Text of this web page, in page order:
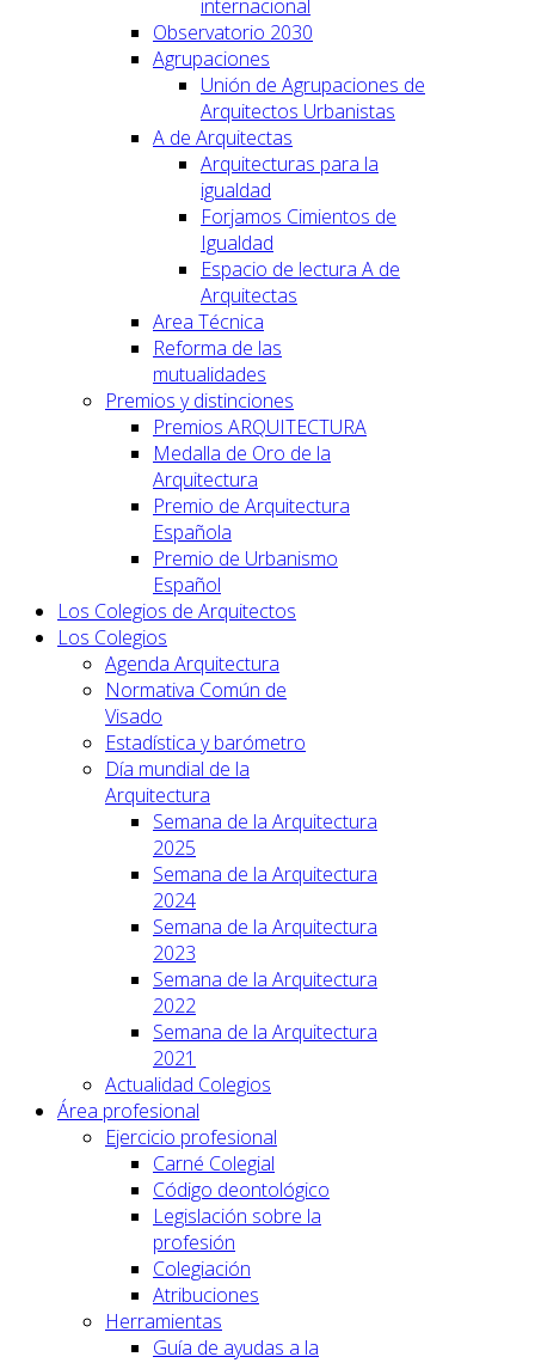
internacional
Observatorio 2030
Agrupaciones
Unión de Agrupaciones de
Arquitectos Urbanistas
A de Arquitectas
Arquitecturas para la
igualdad
Forjamos Cimientos de
Igualdad
Espacio de lectura A de
Arquitectas
Area Técnica
Reforma de las
mutualidades
Premios y distinciones
Premios ARQUITECTURA
Medalla de Oro de la
Arquitectura
Premio de Arquitectura
Española
Premio de Urbanismo
Español
Los Colegios de Arquitectos
Los Colegios
Agenda Arquitectura
Normativa Común de
Visado
Estadística y barómetro
Día mundial de la
Arquitectura
Semana de la Arquitectura
2025
Semana de la Arquitectura
2024
Semana de la Arquitectura
2023
Semana de la Arquitectura
2022
Semana de la Arquitectura
2021
Actualidad Colegios
Área profesional
Ejercicio profesional
Carné Colegial
Código deontológico
Legislación sobre la
profesión
Colegiación
Atribuciones
Herramientas
Guía de ayudas a la